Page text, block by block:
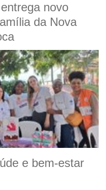
novo
da Nova
e bem-estar